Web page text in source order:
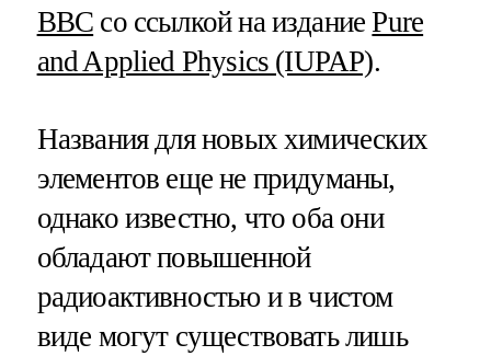
BBC со ссылкой на изданиеPure
and Applied Physics (IUPAP).
Названия для новых химических
элементов еще не придуманы,
однако известно, что оба они
обладают повышенной
радиоактивностью и в чистом
виде могут существовать лишь